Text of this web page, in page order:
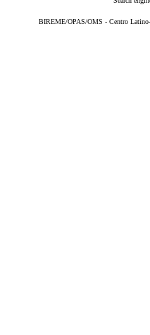
BIREME/OPAS/OMS - Centro Latino-